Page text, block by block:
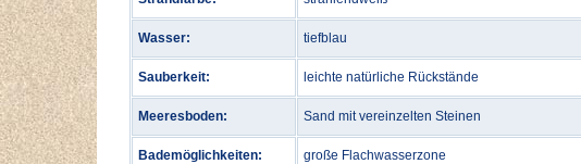
Wasser: tiefblau
Sauberkeit: leichte natürliche Rückstände
Meeresboden: Sand mit vereinzelten Steinen
Bademöglichkeiten: große Flachwasserzone